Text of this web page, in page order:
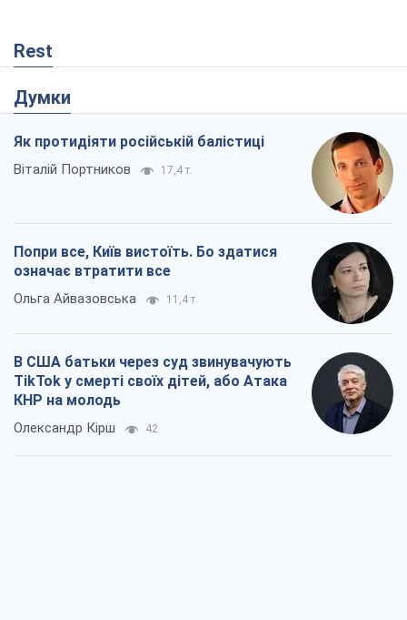
Rest
Думки
Як протидіяти російській балістиці
Віталій Портников 17,4 т.
Попри все, Київ вистоїть. Бо здатися
означає втратити все
Ольга Айвазовська 11,4 т.
В США батьки через суд звинувачують
TikTok у смерті своїх дітей, або Атака
КНР на молодь
Олександр Кірш 42